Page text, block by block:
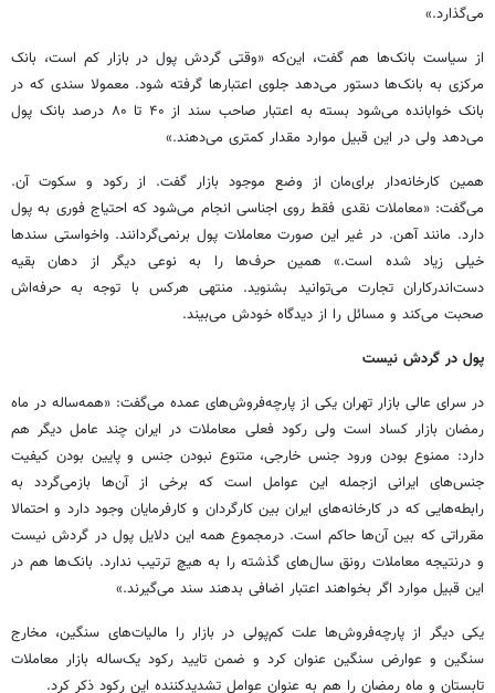
می‌گذارد.»
از سیاست بانک‌ها هم گفت، این‌که «وقتی گردش پول در بازار کم است، بانک
مرکزی به بانک‌ها دستور می‌دهد جلوی اعتبارها گرفته شود. معمولا سندی که در
بانک خوابانده می‌شود بسته به اعتبار صاحب سند از ۴۰ تا ۸۰ درصد بانک پول
می‌دهد ولی در این قبیل موارد مقدار کمتری می‌دهند.»
همین کارخانه‌دار برای‌مان از وضع موجود بازار گفت. از رکود و سکوت آن.
می‌گفت: «معاملات نقدی فقط روی اجناسی انجام می‌شود که احتیاج فوری به پول
دارد. مانند آهن. در غیر این صورت معاملات پول برنمی‌گردانند. واخواستی سندها
خیلی زیاد شده است.» همین حرف‌ها را به نوعی دیگر از دهان بقیه
دست‌اندرکاران تجارت می‌توانید بشنوید. منتهی هرکس با توجه به حرفه‌اش
صحبت می‌کند و مسائل را از دیدگاه خودش می‌بیند.
پول در گردش نیست
در سرای عالی بازار تهران یکی از پارچه‌فروش‌های عمده می‌گفت: «همه‌ساله در ماه
رمضان بازار کساد است ولی رکود فعلی معاملات در ایران چند عامل دیگر هم
دارد: ممنوع بودن ورود جنس خارجی، متنوع نبودن جنس و پایین بودن کیفیت
جنس‌های ایرانی ازجمله این عوامل است که برخی از آن‌ها بازمی‌گردد به
رابطه‌هایی که در کارخانه‌های ایران بین کارگردان و کارفرمایان وجود دارد و احتمالا
مقرراتی که بین آن‌ها حاکم است. درمجموع همه این دلایل پول در گردش نیست
و درنتیجه معاملات رونق سال‌های گذشته را به هیچ ترتیب ندارد. بانک‌ها هم در
این قبیل موارد اگر بخواهند اعتبار اضافی بدهند سند می‌گیرند.»
یکی دیگر از پارچه‌فروش‌ها علت کم‌پولی در بازار را مالیات‌های سنگین، مخارج
سنگین و عوارض سنگین عنوان کرد و ضمن تایید رکود یک‌ساله بازار معاملات
تابستان و ماه رمضان را هم به عنوان عوامل تشدیدکننده این رکود ذکر کرد.